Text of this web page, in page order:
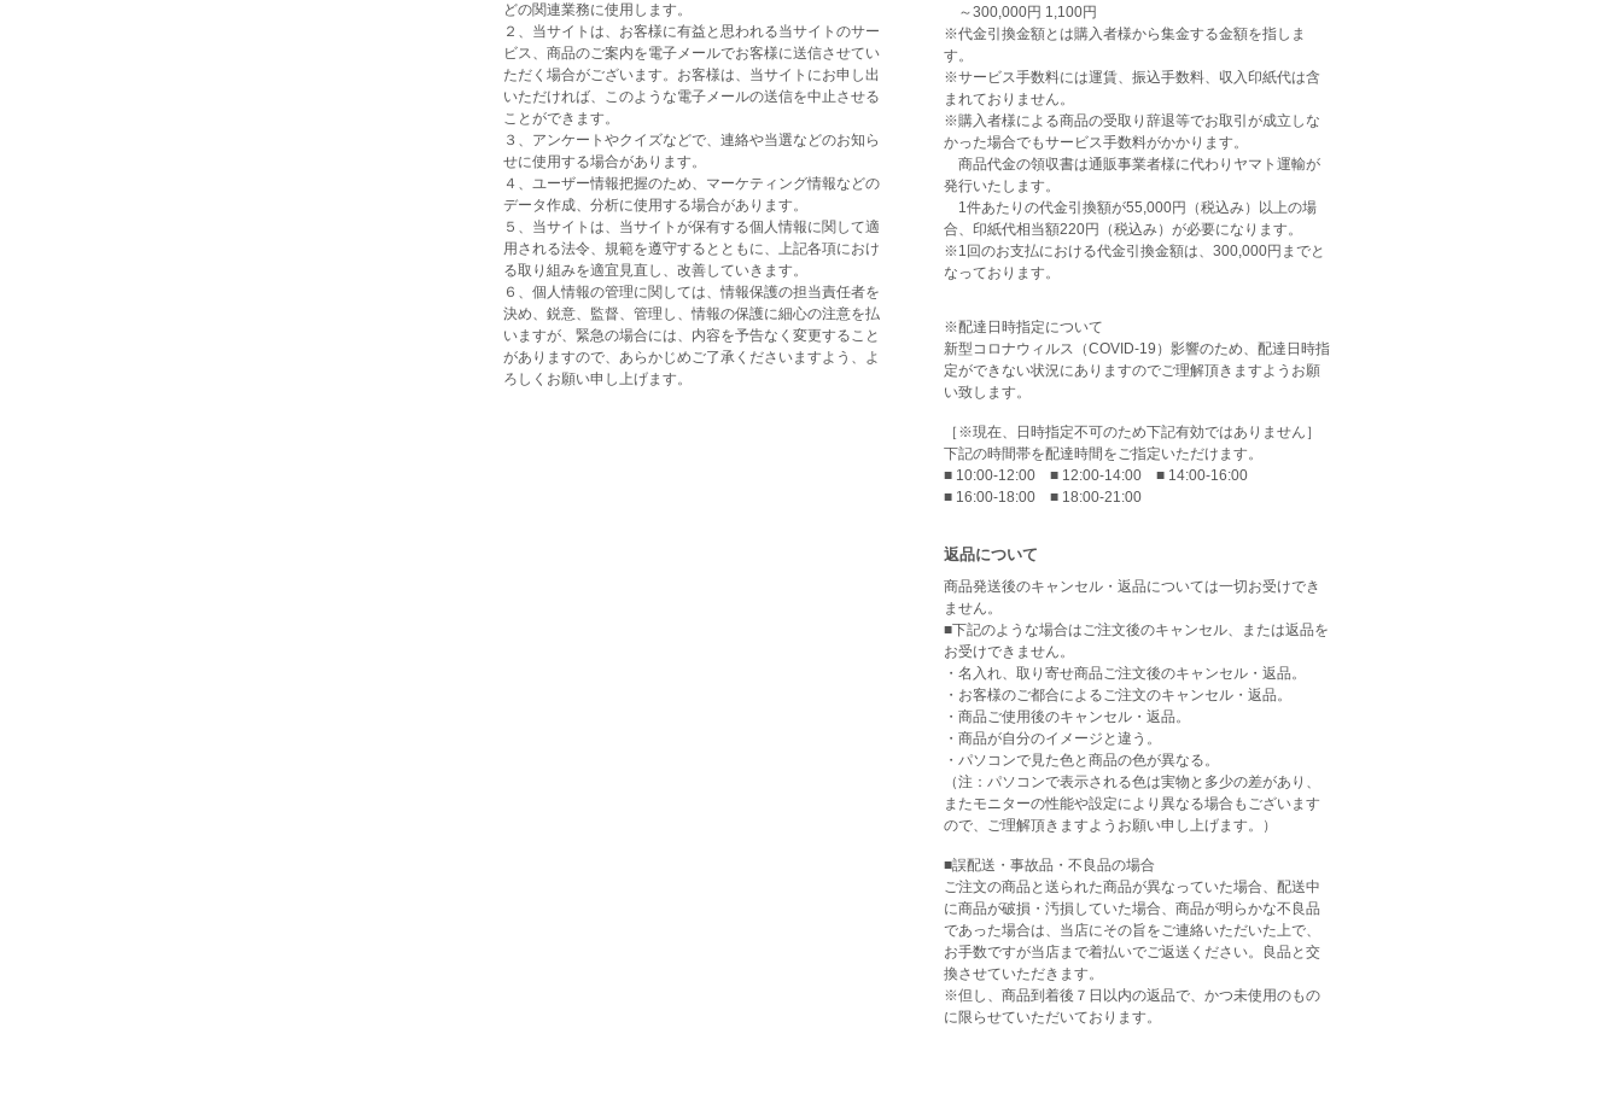
どの関連業務に使用します。
２、当サイトは、お客様に有益と思われる当サイトのサー
ビス、商品のご案内を電子メールでお客様に送信させてい
ただく場合がございます。お客様は、当サイトにお申し出
いただければ、このような電子メールの送信を中止させる
ことができます。
３、アンケートやクイズなどで、連絡や当選などのお知ら
せに使用する場合があります。
４、ユーザー情報把握のため、マーケティング情報などの
データ作成、分析に使用する場合があります。
５、当サイトは、当サイトが保有する個人情報に関して適
用される法令、規範を遵守するとともに、上記各項におけ
る取り組みを適宜見直し、改善していきます。
６、個人情報の管理に関しては、情報保護の担当責任者を
決め、鋭意、監督、管理し、情報の保護に細心の注意を払
いますが、緊急の場合には、内容を予告なく変更すること
がありますので、あらかじめご了承くださいますよう、よ
ろしくお願い申し上げます。
～300,000円 1,100円
※代金引換金額とは購入者様から集金する金額を指しま
す。
※サービス手数料には運賃、振込手数料、収入印紙代は含
まれておりません。
※購入者様による商品の受取り辞退等でお取引が成立しな
かった場合でもサービス手数料がかかります。
商品代金の領収書は通販事業者様に代わりヤマト運輸が
発行いたします。
1件あたりの代金引換額が55,000円（税込み）以上の場
合、印紙代相当額220円（税込み）が必要になります。
※1回のお支払における代金引換金額は、300,000円までと
なっております。
※配達日時指定について
新型コロナウィルス（COVID-19）影響のため、配達日時指
定ができない状況にありますのでご理解頂きますようお願
い致します。
［※現在、日時指定不可のため下記有効ではありません］
下記の時間帯を配達時間をご指定いただけます。
■ 10:00-12:00 ■ 12:00-14:00 ■ 14:00-16:00
■ 16:00-18:00 ■ 18:00-21:00
返品について
商品発送後のキャンセル・返品については一切お受けでき
ません。
■下記のような場合はご注文後のキャンセル、または返品を
お受けできません。
・名入れ、取り寄せ商品ご注文後のキャンセル・返品。
・お客様のご都合によるご注文のキャンセル・返品。
・商品ご使用後のキャンセル・返品。
・商品が自分のイメージと違う。
・パソコンで見た色と商品の色が異なる。
（注：パソコンで表示される色は実物と多少の差があり、
またモニターの性能や設定により異なる場合もございます
ので、ご理解頂きますようお願い申し上げます。）
■誤配送・事故品・不良品の場合
ご注文の商品と送られた商品が異なっていた場合、配送中
に商品が破損・汚損していた場合、商品が明らかな不良品
であった場合は、当店にその旨をご連絡いただいた上で、
お手数ですが当店まで着払いでご返送ください。良品と交
換させていただきます。
※但し、商品到着後７日以内の返品で、かつ未使用のもの
に限らせていただいております。